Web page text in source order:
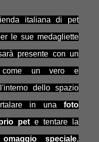
italiana di pet
le sue medagliette
presente con un
come un vero e
dello spazio
in una foto
pet e tentare la
omaggio speciale,